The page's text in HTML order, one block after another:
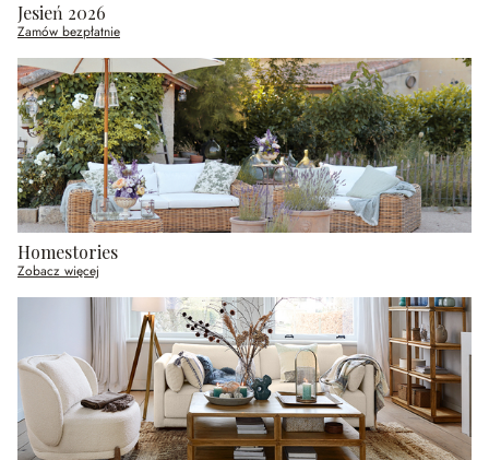
Jesień 2026
Zamów bezpłatnie
Homestories
Zobacz więcej